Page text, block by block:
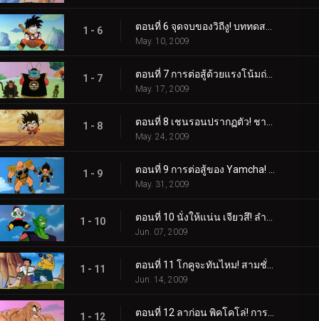
1 - 6
May. 10, 2009
1 - 7
May. 17, 2009
1 - 8
May. 24, 2009
1 - 9
May. 31, 2009
1 - 10
Jun. 07, 2009
1 - 11
Jun. 14, 2009
1 - 12